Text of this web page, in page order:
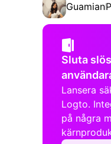
Guamian
Sluta
Lansera
Logto.
på några